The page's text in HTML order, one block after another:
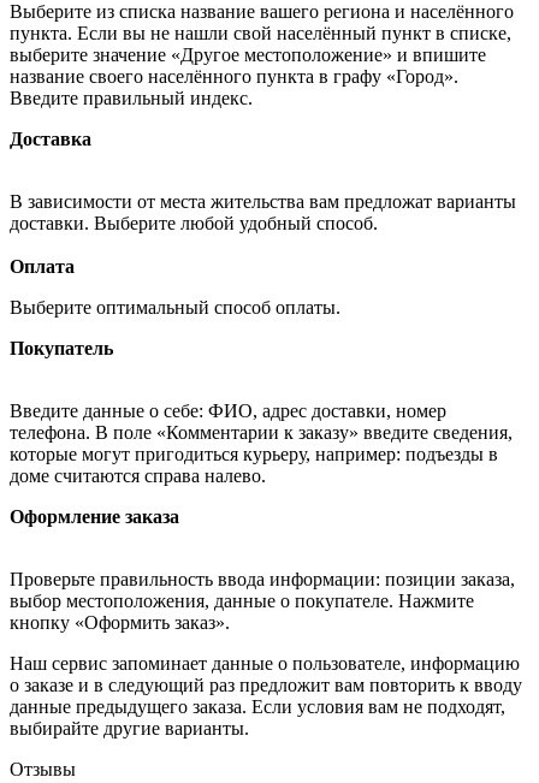
Выберите из списка название вашего региона и населённого
пункта. Если вы не нашли свой населённый пункт в списке,
выберите значение «Другое местоположение» и впишите
название своего населённого пункта в графу «Город».
Введите правильный индекс.
Доставка
В зависимости от места жительства вам предложат варианты
доставки. Выберите любой удобный способ.
Оплата
Выберите оптимальный способ оплаты.
Покупатель
Введите данные о себе: ФИО, адрес доставки, номер
телефона. В поле «Комментарии к заказу» введите сведения,
которые могут пригодиться курьеру, например: подъезды в
доме считаются справа налево.
Оформление заказа
Проверьте правильность ввода информации: позиции заказа,
выбор местоположения, данные о покупателе. Нажмите
кнопку «Оформить заказ».
Наш сервис запоминает данные о пользователе, информацию
о заказе и в следующий раз предложит вам повторить к вводу
данные предыдущего заказа. Если условия вам не подходят,
выбирайте другие варианты.
Отзывы